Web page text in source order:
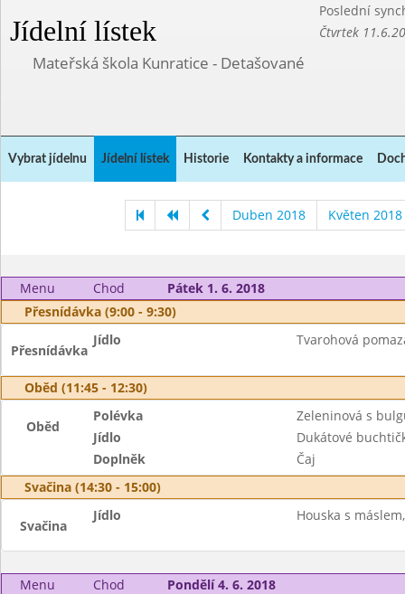
Jídelní lístek
Poslední
Čtvrtek
Mateřská škola Kunratice - Detašované
Vybrat jídelnu Jídelní lístek Historie Kontakty a informace
Duben 2018 Květen 2018
Menu Chod
Pátek 1. 6. 2018
Přesnídávka (9:00 - 9:30)
Přesnídávka
Jídlo Tvarohová
Oběd (11:45 - 12:30)
Oběd
Polévka
Zeleninová s
Jídlo
Dukátové
Doplněk
Čaj
Svačina (14:30 - 15:00)
Svačina
Jídlo Houska s
Menu Chod
Pondělí 4. 6. 2018